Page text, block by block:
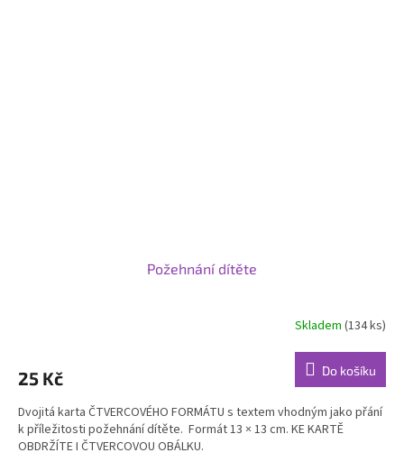
Požehnání dítěte
Skladem (134 ks)
25 Kč Do košíku
Dvojitá karta ČTVERCOVÉHO FORMÁTU s textem vhodným jako přání
k příležitosti požehnání dítěte. Formát 13 × 13 cm. KE KARTĚ
OBDRŽÍTE I ČTVERCOVOU OBÁLKU.